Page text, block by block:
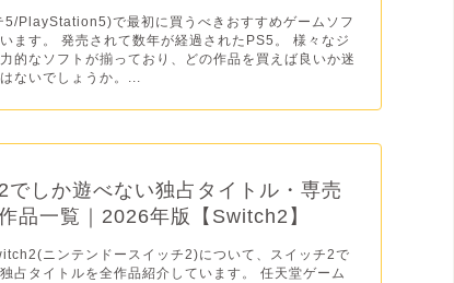
5/PlayStation5)で最初に買うべきおすすめゲームソフ
ます。 発売されて数年が経過されたPS5。 様々なジ
的なソフトが揃っており、どの作品を買えば良いか迷
ないでしょうか。...
でしか遊べない独占タイトル・専売
品一覧｜2026年版【Switch2】
ニンテンドースイッチ2)について、スイッチ2で
占タイトルを全作品紹介しています。 任天堂ゲーム